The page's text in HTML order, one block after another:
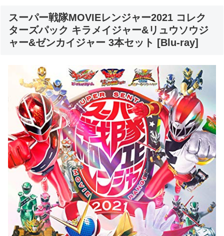
スーパー戦隊MOVIEレンジャー2021 コレク
ターズパック キラメイジャー&リュウソウジ
ャー&ゼンカイジャー 3本セット [Blu-ray]